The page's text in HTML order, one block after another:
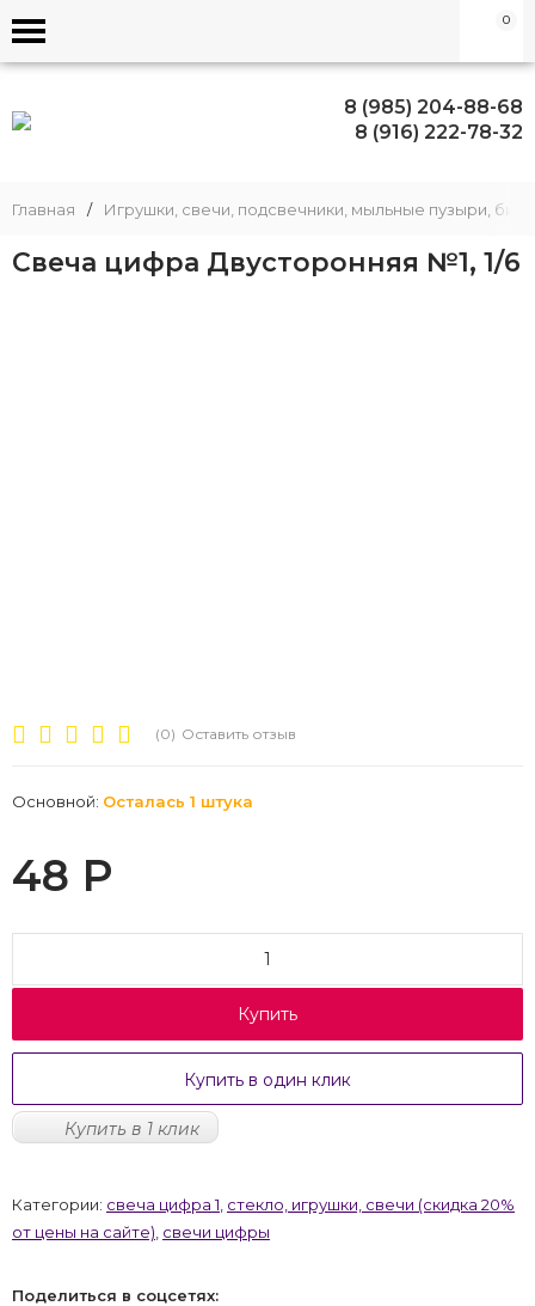
0
8 (985) 204-88-68
8 (916) 222-78-32
Главная / Игрушки, свечи, подсвечники, мыльные пузыри,
Свеча цифра Двусторонняя №1, 1/6
(0) Оставить отзыв
Основной: Осталась 1 штука
48 Р
Купить
Купить в один клик
Купить в 1 клик
Категории: свеча цифра 1 стекло, игрушки, свечи (скидка 20%
от цены на сайте) свечи цифры
Поделиться в соцсетях: